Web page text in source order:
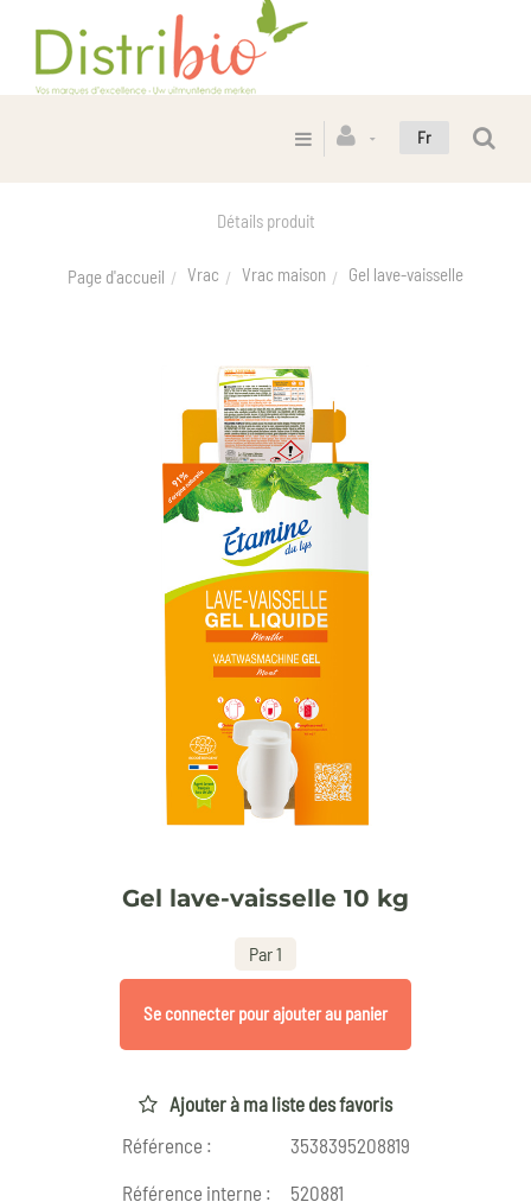
Fr
Détails produit
Page d'accueil Vrac Vrac maison Gel lave-vaisselle
Gel lave-vaisselle 10 kg
Par 1
Se connecter pour ajouter au panier
Ajouter à ma liste des favoris
Référence :
3538395208819
Référence interne :
520881